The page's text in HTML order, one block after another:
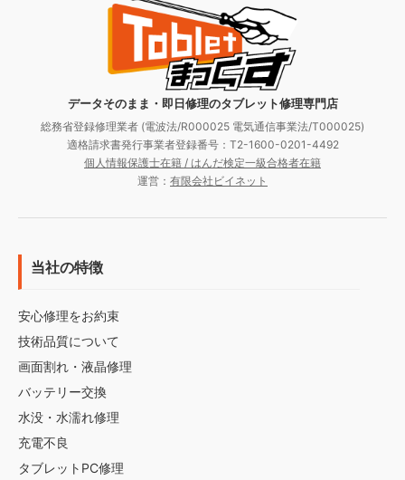
データそのまま・即日修理のタブレット修理専門店
総務省登録修理業者 (電波法/R000025 電気通信事業法/T000025)
適格請求書発行事業者登録番号：T2-1600-0201-4492
個人情報保護士在籍 / はんだ検定一級合格者在籍
運営： 有限会社ビイネット
当社の特徴
安心修理をお約束
技術品質について
画面割れ・液晶修理
バッテリー交換
水没・水濡れ修理
充電不良
タブレットPC修理